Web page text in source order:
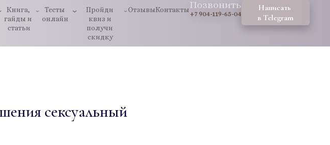
Книга,
гайды и
статьи
Тесты
онлайн
Пройди
квиз и
получи
скидку
ОтзывыКонтактыПозвонить
+7 904-119-65-04
Написать
в Telegram
сексуальный